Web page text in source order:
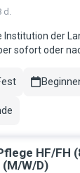
Institution der
sofort oder
(80100 %). Ihre
qualitati...
HF/FH
W/D)